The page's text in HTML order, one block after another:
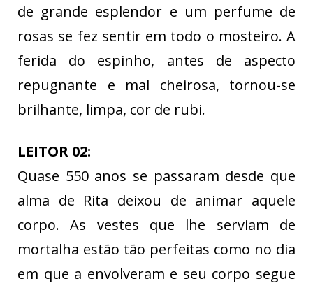
de grande esplendor e um perfume de
rosas se fez sentir em todo o mosteiro. A
ferida do espinho, antes de aspecto
repugnante e mal cheirosa, tornou-se
brilhante, limpa, cor de rubi.
LEITOR 02:
Quase 550 anos se passaram desde que
alma de Rita deixou de animar aquele
corpo. As vestes que lhe serviam de
mortalha estão tão perfeitas como no dia
em que a envolveram e seu corpo segue